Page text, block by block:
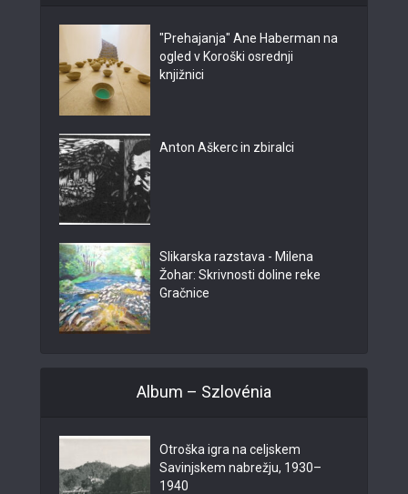
"Prehajanja" Ane Haberman na
ogled v Koroški osrednji
knjižnici
Anton Aškerc in zbiralci
Slikarska razstava - Milena
Žohar: Skrivnosti doline reke
Gračnice
Album – Szlovénia
Otroška igra na celjskem
Savinjskem nabrežju, 1930–
1940